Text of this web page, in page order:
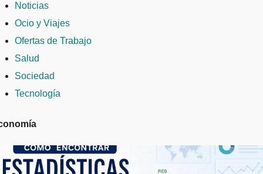
Noticias
Ocio y Viajes
Ofertas de Trabajo
Salud
Sociedad
Tecnología